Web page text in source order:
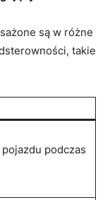
są w‌ różne
takie
‌podczas